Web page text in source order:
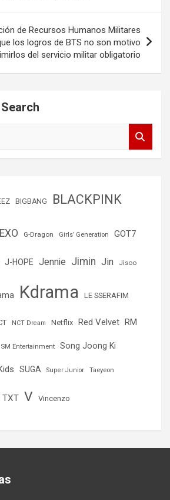
de Recursos Humanos Militares
los logros de BTS no son motivo
del servicio militar obligatorio
BIGBANG BLACKPINK
EXO G-Dragon Girls’ Generation GOT7
J-HOPE Jennie Jimin Jin Jisoo
Kdrama LE SSERAFIM
NCT Dream Netflix Red Velvet RM
SM Entertainment Song Joong Ki
SUGA Super Junior Taeyeon
TXT V Vincenzo